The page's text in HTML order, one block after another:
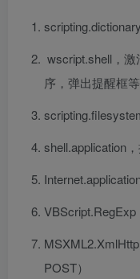
wscript.shell，
序，弹出提醒框等
shell.application
VBScript.RegExp
POST）